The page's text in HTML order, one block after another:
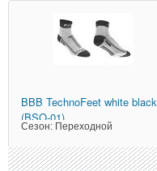
BBB TechnoFeet white black
(BSO-01)
Сезон: Переходной